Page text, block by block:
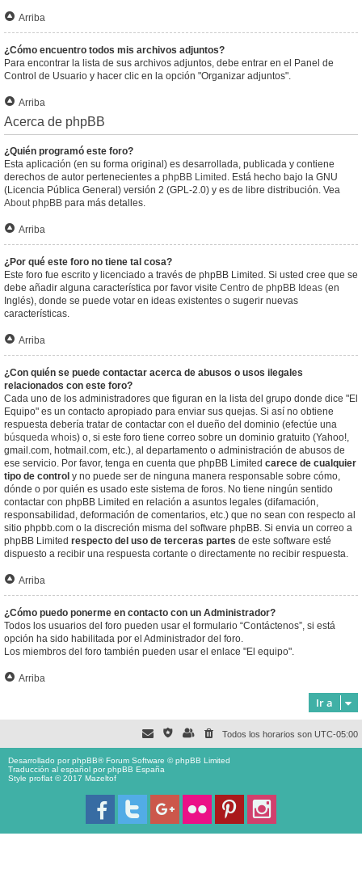
Arriba
¿Cómo encuentro todos mis archivos adjuntos?
Para encontrar la lista de sus archivos adjuntos, debe entrar en el Panel de
Control de Usuario y hacer clic en la opción "Organizar adjuntos".
Arriba
Acerca de phpBB
¿Quién programó este foro?
Esta aplicación (en su forma original) es desarrollada, publicada y contiene
derechos de autor pertenecientes a phpBB Limited . Está hecho bajo la GNU
(Licencia Pública General) versión 2 (GPL-2.0) y es de libre distribución. Vea
About phpBB para más detalles.
Arriba
¿Por qué este foro no tiene tal cosa?
Este foro fue escrito y licenciado a través de phpBB Limited. Si usted cree que se
debe añadir alguna característica por favor visite Centro de phpBB Ideas (en
Inglés), donde se puede votar en ideas existentes o sugerir nuevas
características.
Arriba
¿Con quién se puede contactar acerca de abusos o usos ilegales
relacionados con este foro?
Cada uno de los administradores que figuran en la lista del grupo donde dice "El
Equipo" es un contacto apropiado para enviar sus quejas. Si así no obtiene
respuesta debería tratar de contactar con el dueño del dominio (efectúe una
búsqueda whois) o, si este foro tiene correo sobre un dominio gratuito (Yahoo!,
gmail.com, hotmail.com, etc.), al departamento o administración de abusos de
ese servicio. Por favor, tenga en cuenta que phpBB Limited carece de cualquier
tipo de control y no puede ser de ninguna manera responsable sobre cómo,
dónde o por quién es usado este sistema de foros. No tiene ningún sentido
contactar con phpBB Limited en relación a asuntos legales (difamación,
responsabilidad, deformación de comentarios, etc.) que no sean con respecto al
sitio phpbb.com o la discreción misma del software phpBB. Si envia un correo a
phpBB Limited respecto del uso de terceras partes de este software esté
dispuesto a recibir una respuesta cortante o directamente no recibir respuesta.
Arriba
¿Cómo puedo ponerme en contacto con un Administrador?
Todos los usuarios del foro pueden usar el formulario “Contáctenos”, si está
opción ha sido habilitada por el Administrador del foro.
Los miembros del foro también pueden usar el enlace "El equipo".
Arriba
Ir a
Todos los horarios son UTC-05:00
Desarrollado porphpBB® Forum Software © phpBB Limited
Traducción al español porphpBB España
Style proflat © 2017 Mazeltof